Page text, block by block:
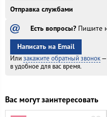
Отправка службами
Есть вопросы? Пишите
Написать на Email
Или закажите обратный звонок —
в удобное для вас время.
Вас могут заинтересовать